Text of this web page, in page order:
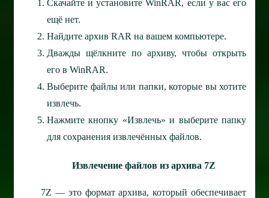
Скачайте и установите WinRAR, если у вас его
ещё нет.
Найдите архив RAR на вашем компьютере.
Дважды щёлкните по архиву, чтобы открыть
его в WinRAR.
Выберите файлы или папки, которые вы хотите
извлечь.
Нажмите кнопку «Извлечь» и выберите папку
для сохранения извлечённых файлов.
Извлечение файлов из архива 7Z
7Z — это формат архива, который обеспечивает